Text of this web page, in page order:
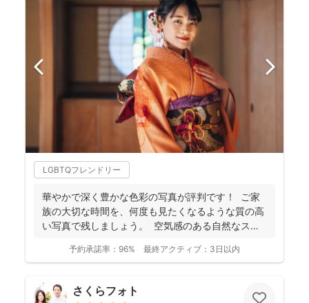
LGBTQフレンドリー
華やかで深く豊かな色彩の写真が評判です！ ご家
族の大切な時間を、何度も見たくなるような質の高
い写真で残しましょう。 空気感のある自然なスナ
予約承諾率： 96% 最終アクティブ： 3日以内
さくらフォト